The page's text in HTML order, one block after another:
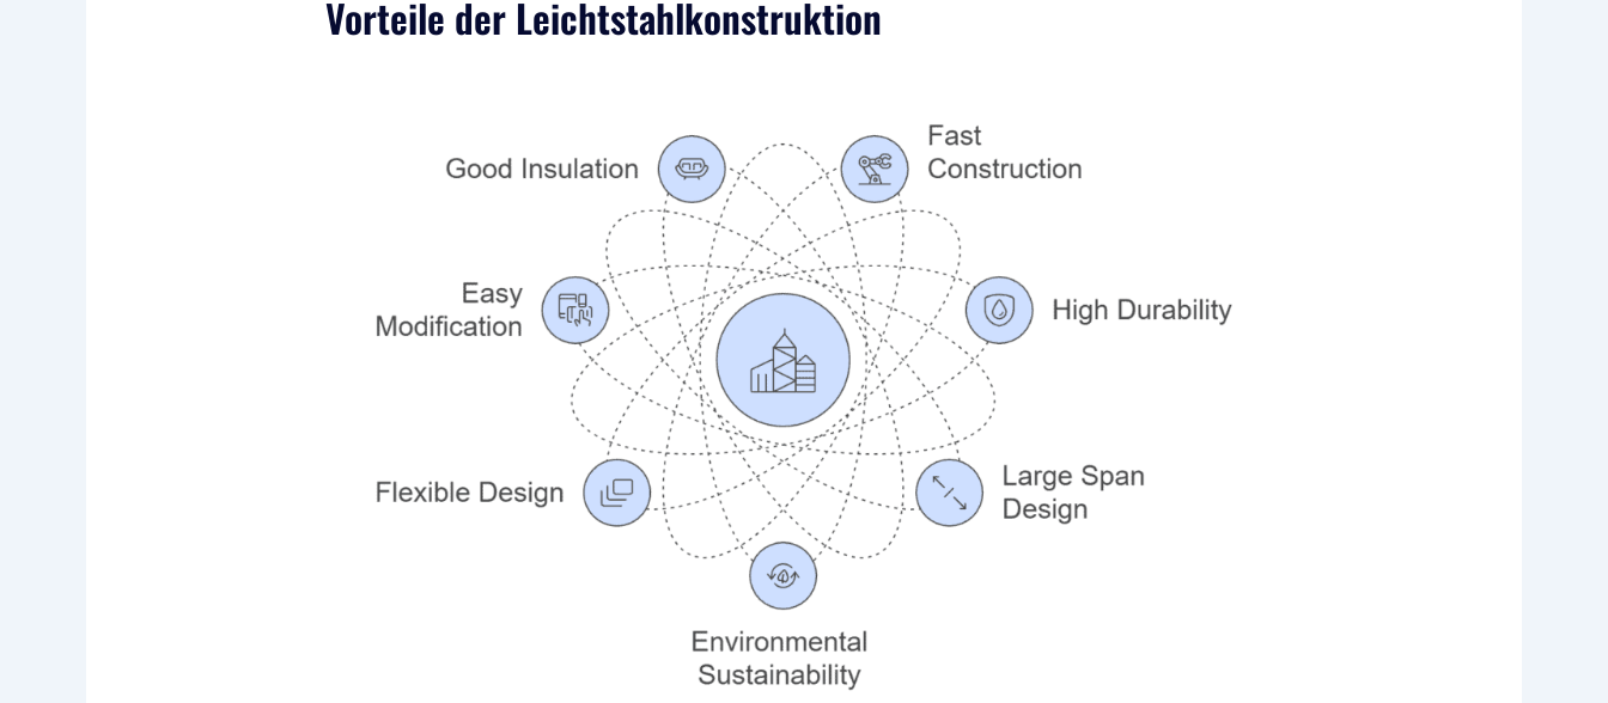
Vorteile der Leichtstahlkonstruktion